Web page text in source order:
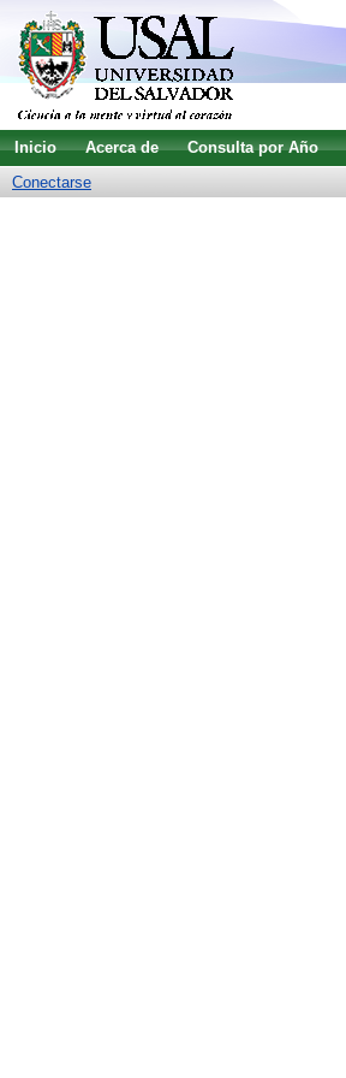
Inicio Acerca de Consulta por Año
Conectarse